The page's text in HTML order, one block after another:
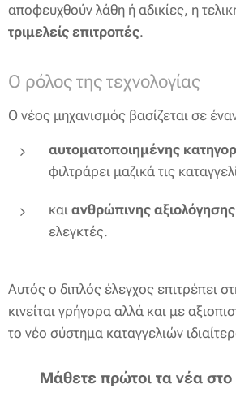
αποφευχθούν λάθη ή αδικίες, η
τριμελείς επιτροπές.
Ο ρόλος της τεχνολογίας
Ο νέος μηχανισμός βασίζεται σε
αυτοματοποιημένης
φιλτράρει μαζικά τις
και ανθρώπινης αξιολόγησης
ελεγκτές.
Αυτός ο διπλός έλεγχος επιτρέπει
κινείται γρήγορα αλλά και με
το νέο σύστημα καταγγελιών
Μάθετε πρώτοι τα νέα στο